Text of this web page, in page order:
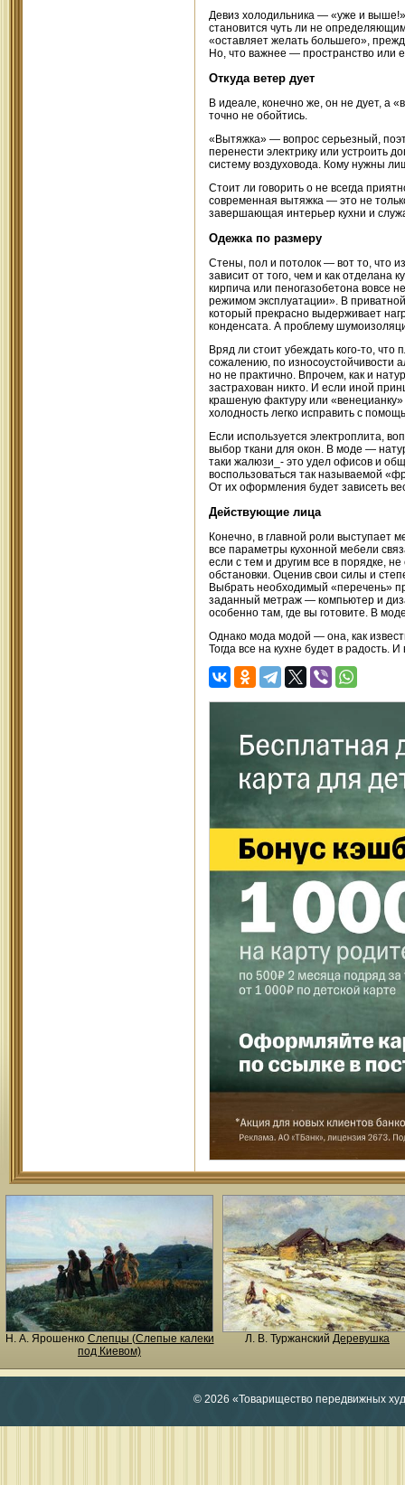
Девиз холодильника — «уже и
становится чуть ли не
«оставляет желать большего»,
Но, что важнее — пространство
Откуда ветер дует
В идеале, конечно же, он не дует, а
точно не обойтись.
«Вытяжка» — вопрос серьезный,
перенести электрику или устроить
систему воздуховода. Кому нужны
Стоит ли говорить о не всегда
современная вытяжка — это не
завершающая интерьер кухни и
Одежка по размеру
Стены, пол и потолок — вот то, что
зависит от того, чем и как отделана
кирпича или пеногазобетона вовсе
режимом эксплуатации». В
который прекрасно выдерживает
конденсата. А проблему
Вряд ли стоит убеждать кого-то,
сожалению, по износоустойчивости
но не практично. Впрочем, как и
застрахован никто. И если иной
крашеную фактуру или
холодность легко исправить с
Если используется электроплита,
выбор ткани для окон. В моде —
таки жалюзи_- это удел офисов и
воспользоваться так называемой
От их оформления будет зависеть
Действующие лица
Конечно, в главной роли выступает
все параметры кухонной мебели
если с тем и другим все в порядке,
обстановки. Оценив свои силы и
Выбрать необходимый «перечень»
заданный метраж — компьютер и
особенно там, где вы готовите. В
Однако мода модой — она, как
Тогда все на кухне будет в радость.
Н. A. Ярошенко Слепцы (Слепые калеки
под Киевом)
Л. В. Туржанский Деревушка
© 2026 «Товарищество передвижных